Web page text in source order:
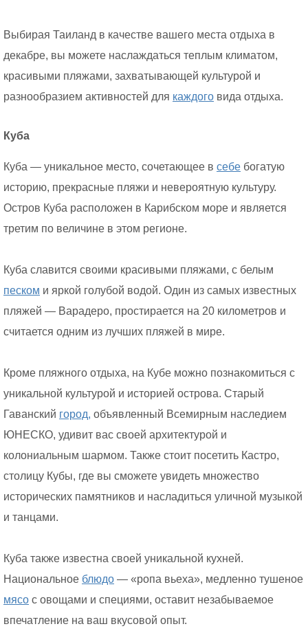
Выбирая Таиланд в качестве вашего места отдыха в
декабре, вы можете наслаждаться теплым климатом,
красивыми пляжами, захватывающей культурой и
разнообразием активностей для каждого вида отдыха.
Куба
Куба — уникальное место, сочетающее в себе богатую
историю, прекрасные пляжи и невероятную культуру.
Остров Куба расположен в Карибском море и является
третим по величине в этом регионе.
Куба славится своими красивыми пляжами, с белым
песком и яркой голубой водой. Один из самых известных
пляжей — Варадеро, простирается на 20 километров и
считается одним из лучших пляжей в мире.
Кроме пляжного отдыха, на Кубе можно познакомиться с
уникальной культурой и историей острова. Старый
Гаванский город, объявленный Всемирным наследием
ЮНЕСКО, удивит вас своей архитектурой и
колониальным шармом. Также стоит посетить Кастро,
столицу Кубы, где вы сможете увидеть множество
исторических памятников и насладиться уличной музыкой
и танцами.
Куба также известна своей уникальной кухней.
Национальное блюдо — «ропа вьеха», медленно тушеное
мясо с овощами и специями, оставит незабываемое
впечатление на ваш вкусовой опыт.